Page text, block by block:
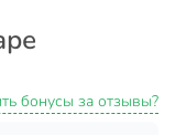
кадмия, устойчив к
и сохраняет
бонусы за отзывы?